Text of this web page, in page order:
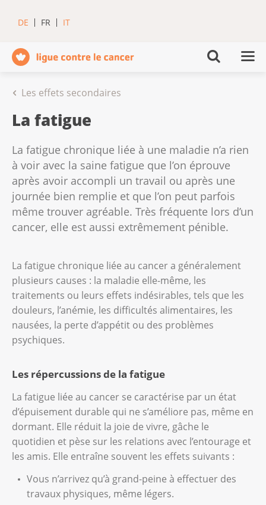
DE FR IT
Les effets secondaires
La fatigue
La fatigue chronique liée à une maladie n’a rien
à voir avec la saine fatigue que l’on éprouve
après avoir accompli un travail ou après une
journée bien remplie et que l’on peut parfois
même trouver agréable. Très fréquente lors d’un
cancer, elle est aussi extrêmement pénible.
La fatigue chronique liée au cancer a généralement
plusieurs causes : la maladie elle-même, les
traitements ou leurs effets indésirables, tels que les
douleurs, l’anémie, les difficultés alimentaires, les
nausées, la perte d’appétit ou des problèmes
psychiques.
Les répercussions de la fatigue
La fatigue liée au cancer se caractérise par un état
d’épuisement durable qui ne s’améliore pas, même en
dormant. Elle réduit la joie de vivre, gâche le
quotidien et pèse sur les relations avec l’entourage et
les amis. Elle entraîne souvent les effets suivants :
Vous n’arrivez qu’à grand-peine à effectuer des
travaux physiques, même légers.